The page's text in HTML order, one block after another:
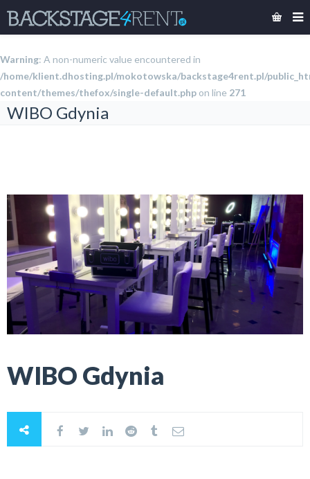
Warning: A non-numeric value encountered in
/home/klient.dhosting.pl/mokotowska/backstage4rent.pl/
content/themes/thefox/single-default.php on line 271
WIBO Gdynia
WIBO Gdynia